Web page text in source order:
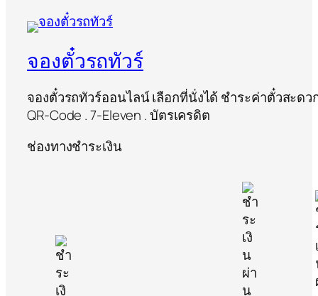
จองตั๋วรถทัวร์
จองตั๋วรถทัวร์ออนไลน์ เลือกที่นั่งได้ ชำระค่าตั๋วสะดว
QR-Code . 7-Eleven . บัตรเครดิต
ช่องทางชำระเงิน